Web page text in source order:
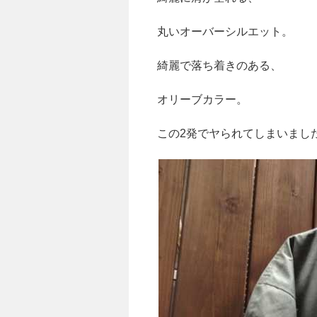
丸いオーバーシルエット。
綺麗で落ち着きのある、
オリーブカラー。
この2発でヤられてしまいまし